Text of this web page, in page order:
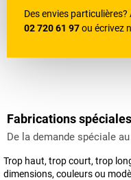
Des envies
02 720 61 97ou écrivez
Fabrications spéciales
De la demande spéciale
Trop haut, trop court, trop
dimensions, couleurs ou